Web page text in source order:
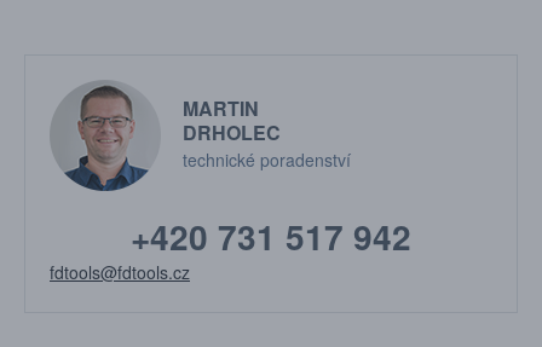
MARTIN
DRHOLEC
technické poradenství
+420 731 517 942
fdtools@fdtools.cz